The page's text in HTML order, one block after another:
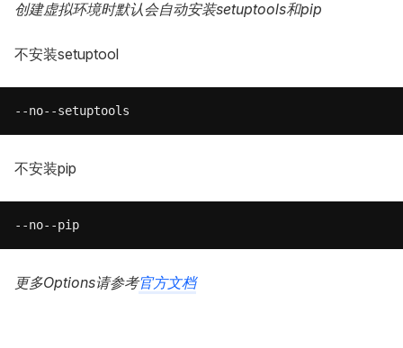
创建虚拟环境时默认会自动安装setuptools和pip
不安装setuptool
不安装pip
更多Options请参考官方文档